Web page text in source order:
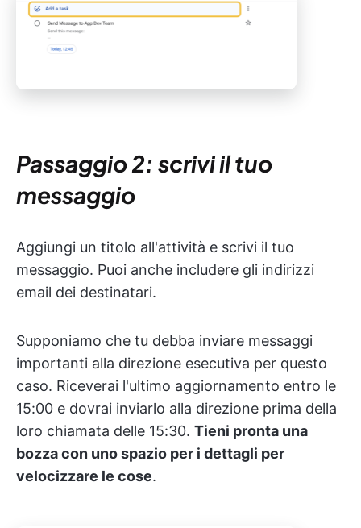
Passaggio 2: scrivi il tuo
messaggio
Aggiungi un titolo all'attività e scrivi il tuo
messaggio. Puoi anche includere gli indirizzi
email dei destinatari.
Supponiamo che tu debba inviare messaggi
importanti alla direzione esecutiva per questo
caso. Riceverai l'ultimo aggiornamento entro le
15:00 e dovrai inviarlo alla direzione prima della
loro chiamata delle 15:30. Tieni pronta una
bozza con uno spazio per i dettagli per
velocizzare le cose.